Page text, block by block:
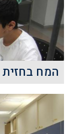
כמה
בגודלו
טוב
המח